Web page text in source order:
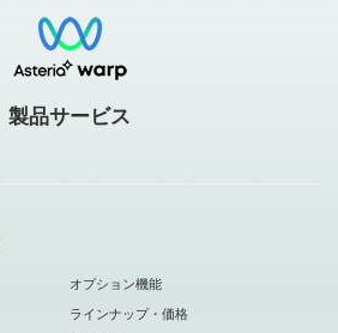
製品サービス
オプション機能
ラインナップ・価格